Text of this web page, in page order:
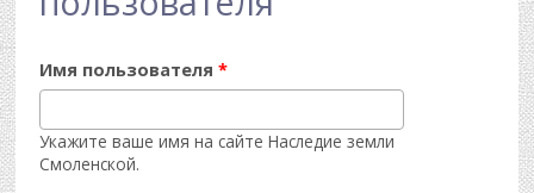
Имя пользователя*
Укажите ваше имя на сайте Наследие земли
Смоленской.